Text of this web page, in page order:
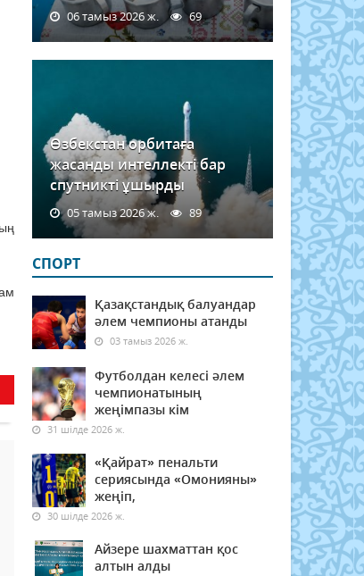
06 тамыз 2026 ж. 69
Өзбекстан орбитаға
жасанды интеллекті бар
спутникті ұшырды
05 тамыз 2026 ж. 89
СПОРТ
Қазақстандық балуандар
әлем чемпионы атанды
03 тамыз 2026 ж.
Футболдан келесі әлем
чемпионатының
жеңімпазы кім
31 шілде 2026 ж.
«Қайрат» пенальти
сериясында «Омонияны»
жеңіп,
30 шілде 2026 ж.
Айзере шахматтан қос
алтын алды